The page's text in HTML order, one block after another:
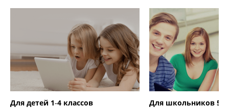
Для детей 1‑4 классов Для школьников